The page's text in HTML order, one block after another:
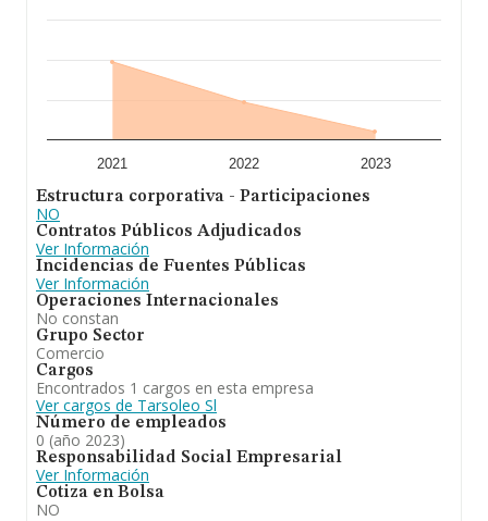
2021 2022 2023
Estructura corporativa - Participaciones
NO
Contratos Públicos Adjudicados
Ver Información
Incidencias de Fuentes Públicas
Ver Información
Operaciones Internacionales
No constan
Grupo Sector
Comercio
Cargos
Encontrados 1 cargos en esta empresa
Ver cargos de Tarsoleo Sl
Número de empleados
0 (año 2023)
Responsabilidad Social Empresarial
Ver Información
Cotiza en Bolsa
NO